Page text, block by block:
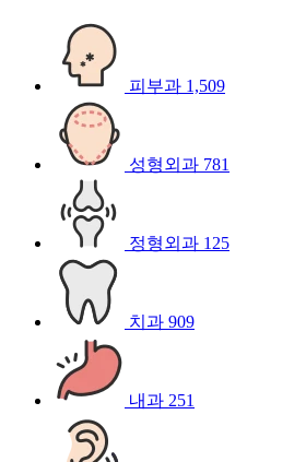
피부과 1,509
성형외과 781
정형외과 125
치과 909
내과 251